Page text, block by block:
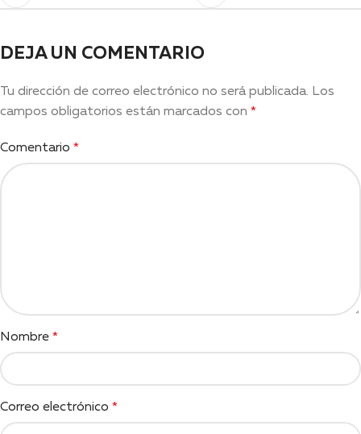
DEJA UN COMENTARIO
Tu dirección de correo electrónico no será publicada. Los
campos obligatorios están marcados con *
Comentario *
Nombre *
Correo electrónico *